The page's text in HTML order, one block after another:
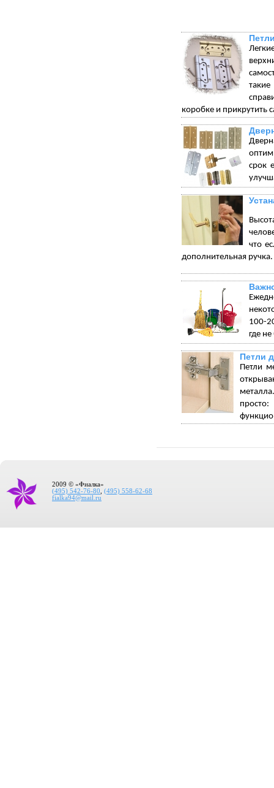
коробке и прикрутить
срок
что
дополнительная ручка.
100-
где
Петли
Петли
2009 © «Фиалка»
(495) 542-76-80
(495) 558-62-68
fialka94@mail.ru